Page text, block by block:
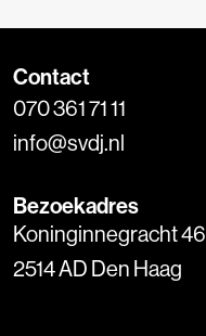
Contact
070 361 71 11
info@svdj.nl
Bezoekadres
Koninginnegracht 46
2514 AD Den Haag